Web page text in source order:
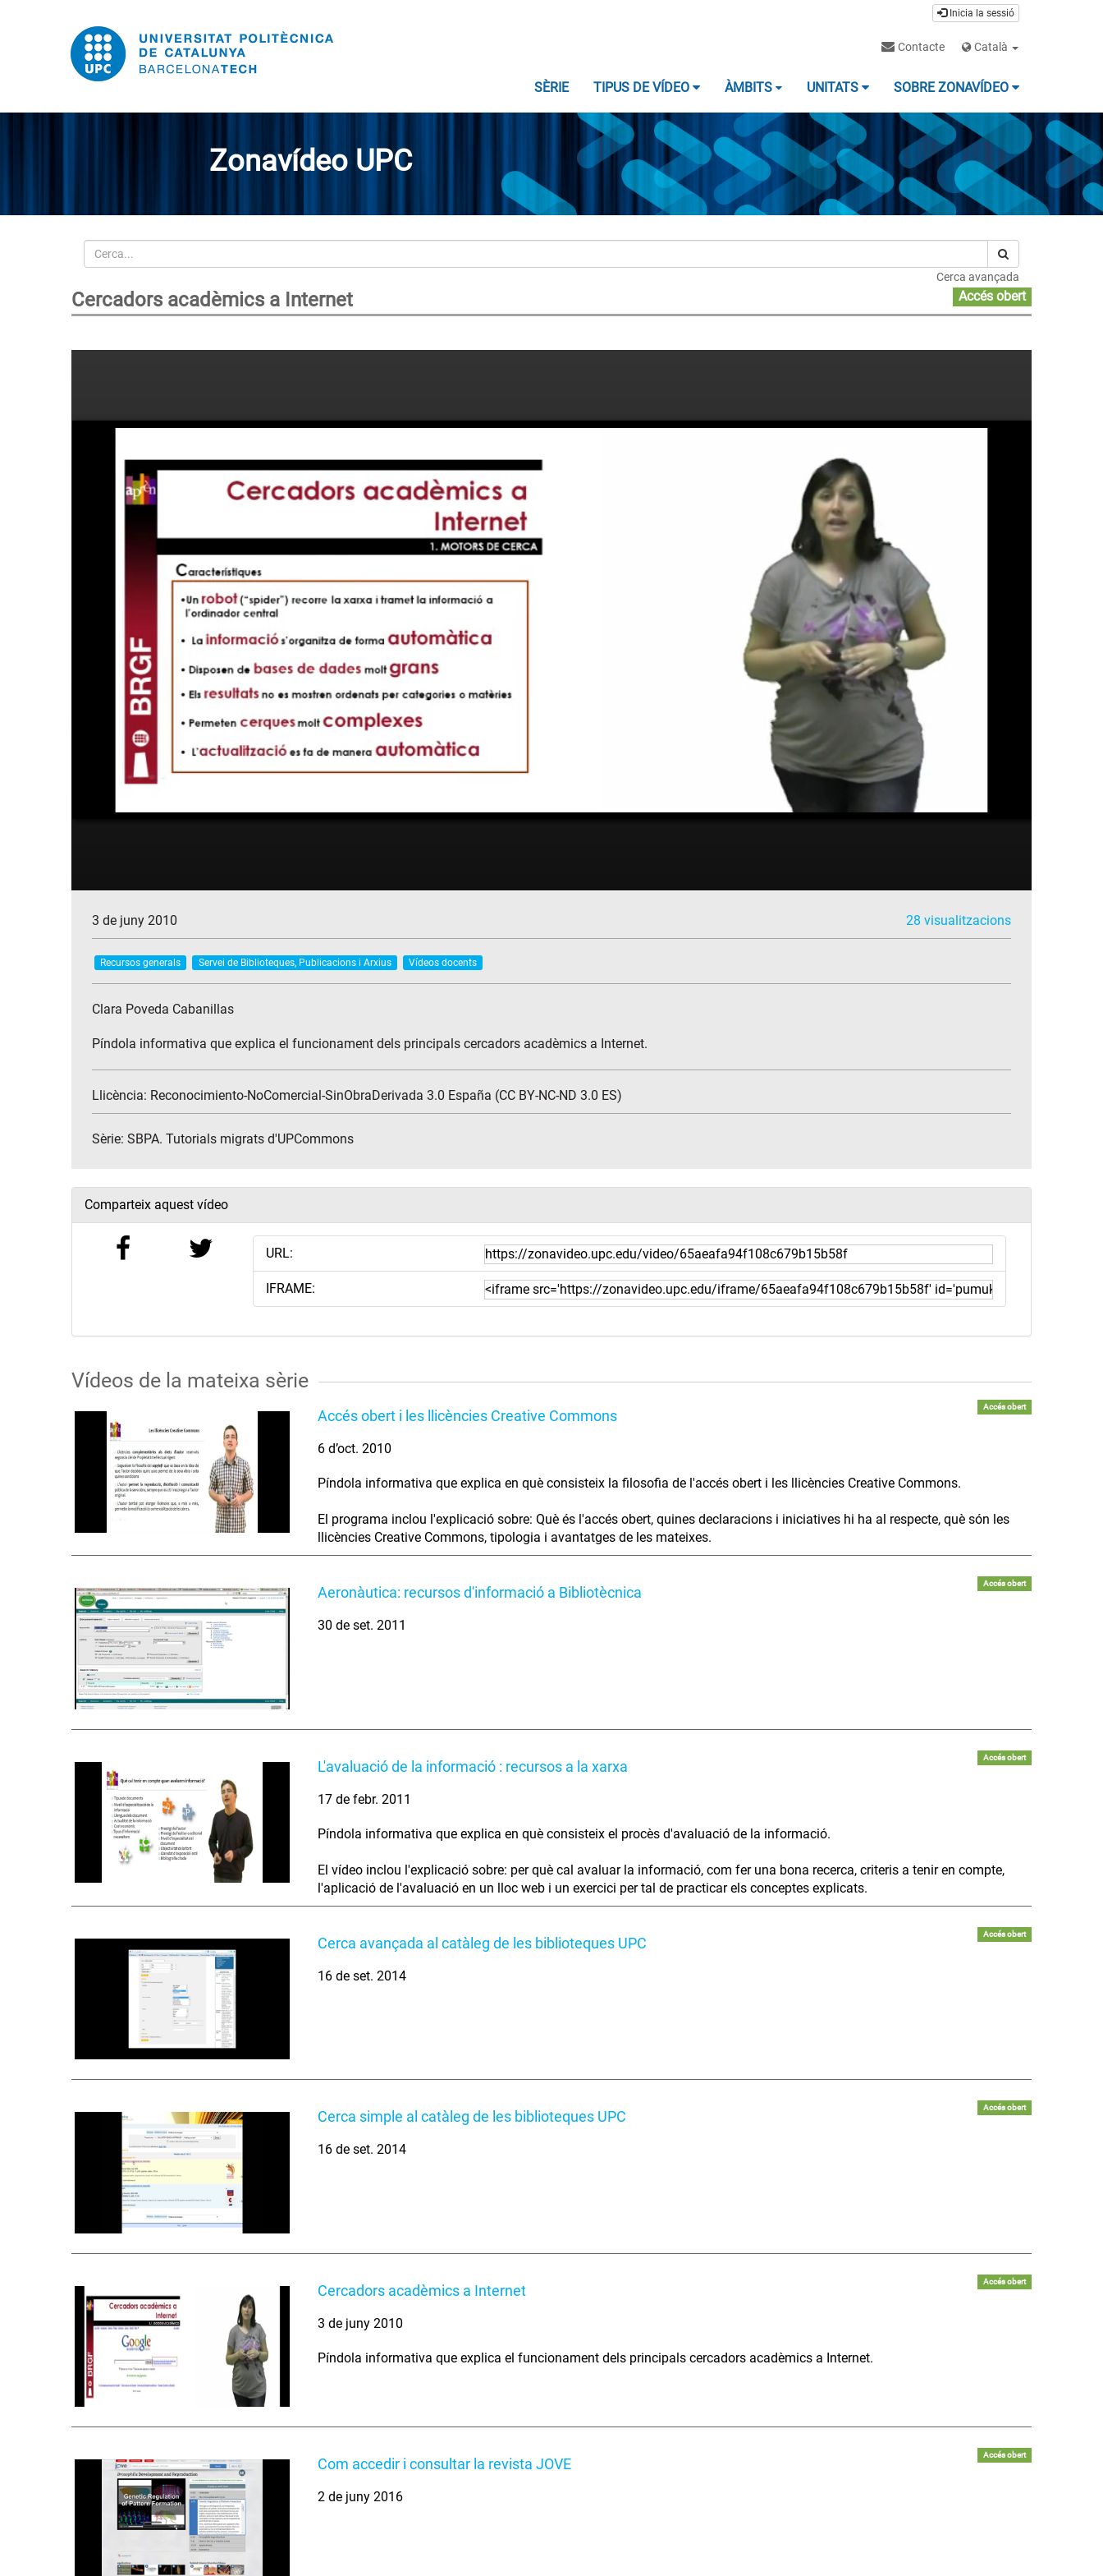
Inicia la sessió
Contacte Català
SÈRIE TIPUS DE VÍDEO ÀMBITS UNITATS SOBRE ZONAVÍDEO
Zonavídeo UPC
Cerca
Cerca avançada
Cercadors acadèmics a Internet Accés obert
3 de juny 2010 28 visualitzacions
Recursos generals Servei de Biblioteques, Publicacions i Arxius Vídeos docents
Clara Poveda Cabanillas
Píndola informativa que explica el funcionament dels principals cercadors acadèmics a Internet.
Llicència: Reconocimiento-NoComercial-SinObraDerivada 3.0 España (CC BY-NC-ND 3.0 ES)
Sèrie: SBPA. Tutorials migrats d'UPCommons
Comparteix aquest vídeo
URL:
IFRAME:
Vídeos de la mateixa sèrie
Accés obert i les llicències Creative Commons
Accés obert
6 d’oct. 2010
Píndola informativa que explica en què consisteix la filosofia de l'accés obert i les llicències Creative Commons.
El programa inclou l'explicació sobre: Què és l'accés obert, quines declaracions i iniciatives hi ha al respecte, què són les
llicències Creative Commons, tipologia i avantatges de les mateixes.
Aeronàutica: recursos d'informació a Bibliotècnica
Accés obert
30 de set. 2011
L'avaluació de la informació : recursos a la xarxa
Accés obert
17 de febr. 2011
Píndola informativa que explica en què consisteix el procès d'avaluació de la informació.
El vídeo inclou l'explicació sobre: per què cal avaluar la informació, com fer una bona recerca, criteris a tenir en compte,
l'aplicació de l'avaluació en un lloc web i un exercici per tal de practicar els conceptes explicats.
Cerca avançada al catàleg de les biblioteques UPC
Accés obert
16 de set. 2014
Cerca simple al catàleg de les biblioteques UPC
Accés obert
16 de set. 2014
Cercadors acadèmics a Internet
Accés obert
3 de juny 2010
Píndola informativa que explica el funcionament dels principals cercadors acadèmics a Internet.
Com accedir i consultar la revista JOVE
Accés obert
2 de juny 2016